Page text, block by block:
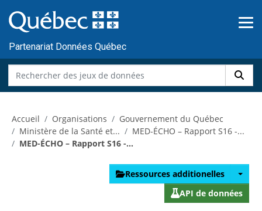
au
contenu
Partenariat Données Québec
Accueil Organisations
Gouvernement du Québec
Ministère de la Santé et...
MED-ÉCHO – Rapport S16 -...
MED-ÉCHO – Rapport S16 -...
Ressources additionelles
API de données